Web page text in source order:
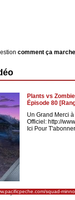
comment ça
Plants vs
Épisode 80
Un Grand Merci
Officiel: http://
Ici Pour
squad-